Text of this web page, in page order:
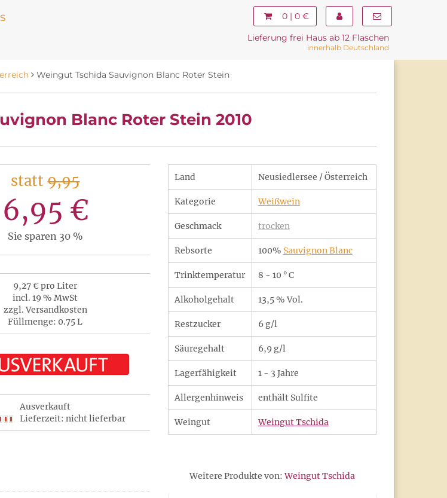
0 | 0 €
Lieferung frei Haus ab 12 Flaschen
innerhalb Deutschland
Weingut Tschida Sauvignon Blanc Roter Stein
Blanc Roter Stein 2010
statt9,95
6,95 €
Sie sparen 30 %
9,27 € pro Liter
incl. 19 % MwSt
zzgl. Versandkosten
Füllmenge: 0.75 L
Ausverkauft
Lieferzeit: nicht lieferbar
Land Neusiedlersee / Österreich
Kategorie Weißwein
Geschmack trocken
Rebsorte 100% Sauvignon Blanc
Trinktemperatur 8 - 10 ° C
Alkoholgehalt 13,5 % Vol.
Restzucker 6 g/l
Säuregehalt 6,9 g/l
Lagerfähigkeit 1 - 3 Jahre
Allergenhinweis enthält Sulfite
Weingut Weingut Tschida
Weitere Produkte von:Weingut Tschida